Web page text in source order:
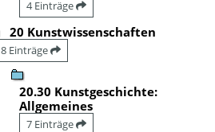
4 Einträge
20 Kunstwissenschaften
8 Einträge
20.30 Kunstgeschichte:
Allgemeines
7 Einträge